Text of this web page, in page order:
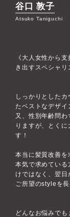
谷口 敦子
Atsuko Taniguchi
《大人女性から
き出すスペシャリ
しっかりとした
たベストなデザ
又、性別年齢問
りますが、とく
す！
本当に髪質改善を
本気で求めている
けではなく、翌
ご所望のstyleを
どんなお悩みで